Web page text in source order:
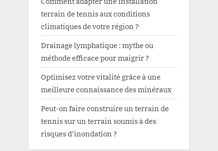
terrain de tennis aux conditions
climatiques de votre région ?
Drainage lymphatique : mythe ou
méthode efficace pour maigrir ?
Optimisez votre vitalité grâce à une
meilleure connaissance des minéraux
Peut-on faire construire un terrain de
tennis sur un terrain soumis à des
risques d’inondation ?